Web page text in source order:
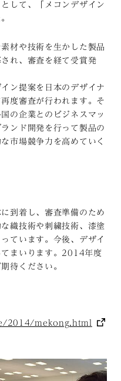
して、「メコンデザイン
材や技術を生かした製品
れ、審査を経て受賞発
ン提案を日本のデザイナ
度審査が行われます。そ
の企業とのビジネスマッ
ンド開発を行って製品の
市場競争力を高めていく
到着し、審査準備のため
織技術や刺繍技術、漆塗
ています。今後、デザイ
てまいります。2014年度
待ください。
2014/mekong.html